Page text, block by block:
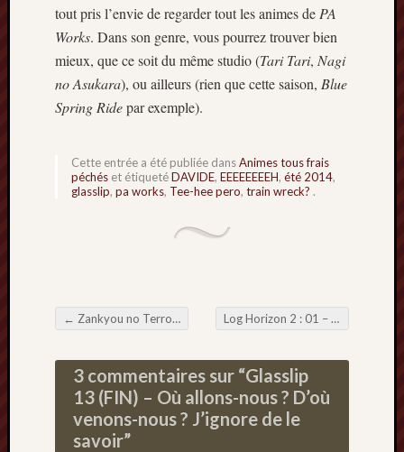
tout pris l’envie de regarder tout les animes de PA
Works. Dans son genre, vous pourrez trouver bien
mieux, que ce soit du même studio (Tari Tari, Nagi
no Asukara), ou ailleurs (rien que cette saison, Blue
Spring Ridepar exemple).
Cette entrée a été publiée dansAnimes tous frais
péchés et étiquetéDAVIDE, EEEEEEEEH, été 2014,
glasslip, pa works, Tee-hee pero, train wreck? .
Navigation de l'article
← Zankyou no Terror 11 (FIN) – Boss final de Balloon Fight Log Horizon 2 : 01 – On prend les mêmes, on leur met des manteaux, et on recommence
3 commentaires sur “Glasslip
13 (FIN) – Où allons-nous ? D’où
venons-nous ? J’ignore de le
savoir”